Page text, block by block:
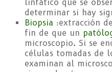
linfático que se
determinar si hay
Biopsia :extracción
fin de que un
microscopio. Si se
células tomadas de
examinan al